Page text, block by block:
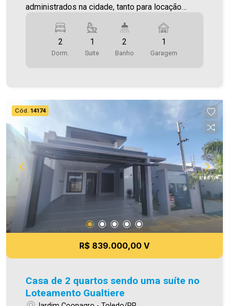
administrados na cidade, tanto para locação
opções! Casa Localizada no Jardim Coopagro. O
Imóvel conta com: - Sala de Estar - Cozinha - 01
Suíte - 02 Quartos - 02 Banheiros (social e suíte)
A hora de encontrar o seu novo lar É AGORA!
Imobiliária Ativa, sinta-se em casa!
2
Dorm.
1
Suite
2
Banho
1
Garagem
Cód. 14174
R$ 839.000,00 V
Casa de 2 quartos sendo uma suíte no
Loteamento Gualtiere